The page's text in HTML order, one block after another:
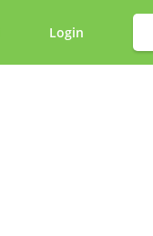
Login